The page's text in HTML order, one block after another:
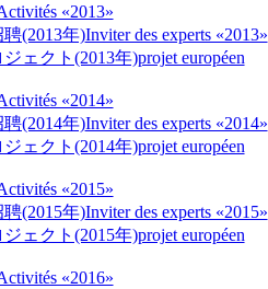
«2013»
(2013年)Inviter des experts «2013»
ェクト(2013年)projet européen
«2014»
(2014年)Inviter des experts «2014»
ェクト(2014年)projet européen
«2015»
(2015年)Inviter des experts «2015»
ェクト(2015年)projet européen
«2016»